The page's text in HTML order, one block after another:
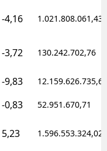
-4,16 1.021.808.061,43
-3,72 130.242.702,76
-9,83 12.159.626.735,62
-0,83 52.951.670,71
5,23 1.596.553.324,02